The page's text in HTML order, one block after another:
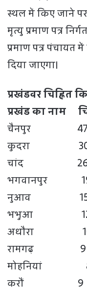
स्थल में किए जाने
मृत्यु प्रमाण पत्र
प्रमाण पत्र पंचायत
दिया जाएगा।
प्रखंडवर चिह्नित
प्रखंड का नाम
चैनपुर
कुदरा
चांद
भगवानपुर
नुआव
भभुआ
अधौरा
रामगढ़ 9
मोहनियां
करौं 9